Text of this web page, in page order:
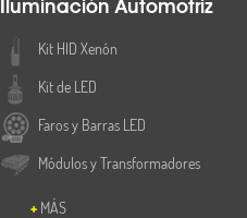
Iluminación Automotriz
Kit HID Xenón
Kit de LED
Faros y Barras LED
Módulos y Transformadores
MÁS